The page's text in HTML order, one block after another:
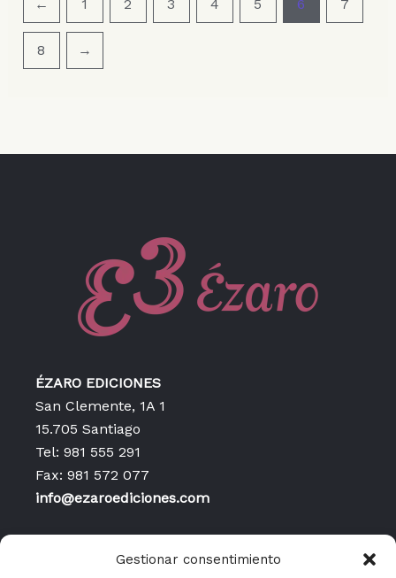
Gestionar consentimiento
← 1 2 3 4 5 6 7
8 →
ÉZARO EDICIONES
San Clemente, 1A 1
15.705 Santiago
Tel: 981 555 291
Fax: 981 572 077
info@ezaroediciones.com